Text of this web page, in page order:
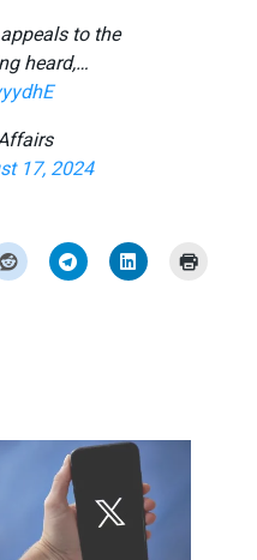
to the
heard,…
17, 2024